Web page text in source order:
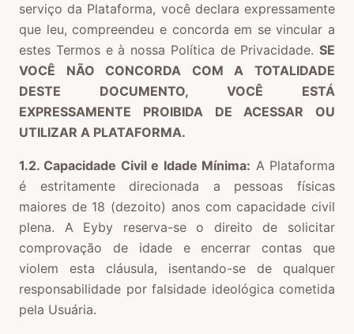
serviço da Plataforma, você declara expressamente
que leu, compreendeu e concorda em se vincular a
estes Termos e à nossa Política de Privacidade. SE
VOCÊ NÃO CONCORDA COM A TOTALIDADE
DESTE DOCUMENTO, VOCÊ ESTÁ
EXPRESSAMENTE PROIBIDA DE ACESSAR OU
UTILIZAR A PLATAFORMA.
1.2. Capacidade Civil e Idade Mínima: A Plataforma
é estritamente direcionada a pessoas físicas
maiores de 18 (dezoito) anos com capacidade civil
plena. A Eyby reserva-se o direito de solicitar
comprovação de idade e encerrar contas que
violem esta cláusula, isentando-se de qualquer
responsabilidade por falsidade ideológica cometida
pela Usuária.